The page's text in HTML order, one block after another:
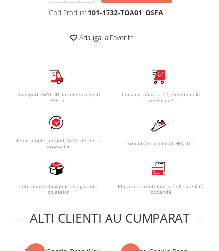
Cod Produs: 101-1732-TOA01_OSFA
Adauga la Favorite
Transport GRATUIT la comenzi peste
399 Lei
Comanzi până la 12, expediem în
aceeași zi!
Retur simplu și rapid! Ai 30 de zile la
dispoziție
Schimbăm produsul GRATUIT
Cutii double box pentru siguranța
coletelor
Plată cu cardul chiar și în 6 rate fără
dobândă
ALTI CLIENTI AU CUMPARAT